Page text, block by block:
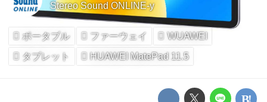
Stereo Sound ONLINE-y
ポータブル ファーウェイ
WUAWEI
タブレット
HUAWEI MatePad 11.5